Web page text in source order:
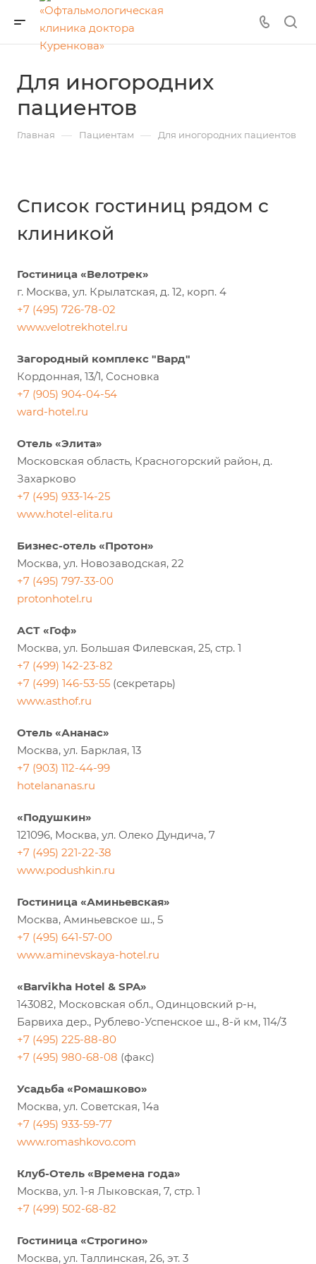
Для иногородних
пациентов
Главная — Пациентам — Для иногородних пациентов
Список гостиниц рядом с
клиникой
Гостиница «Велотрек»
г. Москва, ул. Крылатская, д. 12, корп. 4
+7 (495) 726-78-02
www.velotrekhotel.ru
Загородный комплекс "Вард"
Кордонная, 13/1, Сосновка
+7 (905) 904-04-54
ward-hotel.ru
Отель «Элита»
Московская область, Красногорский район, д.
Захарково
+7 (495) 933-14-25
www.hotel-elita.ru
Бизнес-отель «Протон»
Москва, ул. Новозаводская, 22
+7 (495) 797-33-00
protonhotel.ru
АСТ «Гоф»
Москва, ул. Большая Филевская, 25, стр. 1
+7 (499) 142-23-82
+7 (499) 146-53-55 (секретарь)
www.asthof.ru
Oтель «Ананас»
Москва, ул. Барклая, 13
+7 (903) 112-44-99
hotelananas.ru
«Подушкин»
121096, Москва, ул. Олеко Дундича, 7
+7 (495) 221-22-38
www.podushkin.ru
Гостиница «Аминьeвскaя»
Москва, Аминьевское ш., 5
+7 (495) 641-57-00
www.aminevskaya-hotel.ru
«Barvikha Hotel & SPA»
143082, Московская обл., Одинцовский р-н,
Барвиха дер., Рублево-Успенское ш., 8-й км, 114/3
+7 (495) 225-88-80
+7 (495) 980-68-08 (факс)
Усадьба «Ромашково»
Москва, ул. Советская, 14а
+7 (495) 933-59-77
www.romashkovo.com
Клуб-Отель «Времена года»
Москва, ул. 1-я Лыковская, 7, стр. 1
+7 (499) 502-68-82
Гостиница «Строгино»
Москва, ул. Таллинская, 26, эт. 3